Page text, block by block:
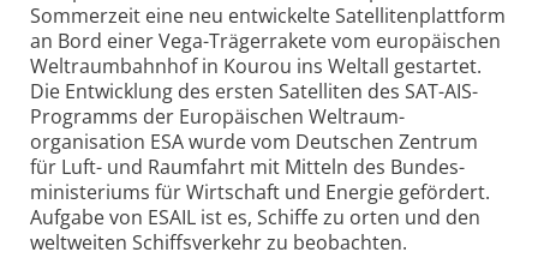
Sommer­zeit eine neu entwickelte Satelliten­plattform
an Bord einer Vega-Träger­rakete vom europä­ischen
Weltraum­bahnhof in Kourou ins Weltall gestartet.
Die Entwicklung des ersten Satelliten des SAT-AIS-
Programms der Europäischen Weltraum­
organisation ESA wurde vom Deutschen Zentrum
für Luft- und Raumfahrt mit Mitteln des Bundes­
ministeriums für Wirtschaft und Energie gefördert.
Aufgabe von ESAIL ist es, Schiffe zu orten und den
welt­weiten Schiffs­verkehr zu beobachten.